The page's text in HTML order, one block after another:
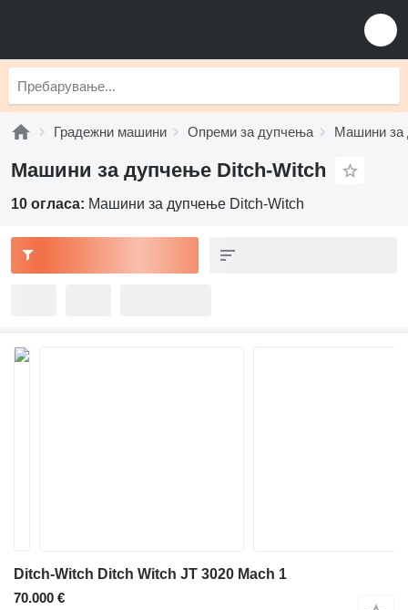
Градежни машини Опреми за дупчења Машини за
Машини за дупчење Ditch-Witch
10 огласа: Машини за дупчење Ditch-Witch
Ditch-Witch Ditch Witch JT 3020 Mach 1
70.000 €